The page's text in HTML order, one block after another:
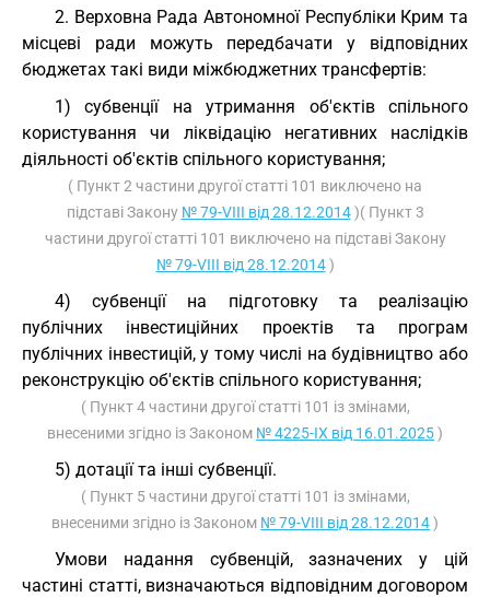
2. Верховна Рада Автономної Республіки Крим та
місцеві ради можуть передбачати у відповідних
бюджетах такі види міжбюджетних трансфертів:
1) субвенції на утримання об'єктів спільного
користування чи ліквідацію негативних наслідків
діяльності об'єктів спільного користування;
( Пункт 2 частини другої статті 101 виключено на
підставі Закону № 79-VIII від 28.12.2014)( Пункт 3
частини другої статті 101 виключено на підставі Закону
№ 79-VIII від 28.12.2014)
4) субвенції на підготовку та реалізацію
публічних інвестиційних проектів та програм
публічних інвестицій, у тому числі на будівництво або
реконструкцію об'єктів спільного користування;
( Пункт 4 частини другої статті 101 із змінами,
внесеними згідно із Законом № 4225-IX від 16.01.2025)
5) дотації та інші субвенції.
( Пункт 5 частини другої статті 101 із змінами,
внесеними згідно із Законом № 79-VIII від 28.12.2014)
Умови надання субвенцій, зазначених у цій
частині статті, визначаються відповідним договором